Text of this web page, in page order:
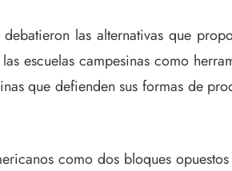
las alternativas que
escuelas campesinas como
que defienden sus formas de
como dos bloques